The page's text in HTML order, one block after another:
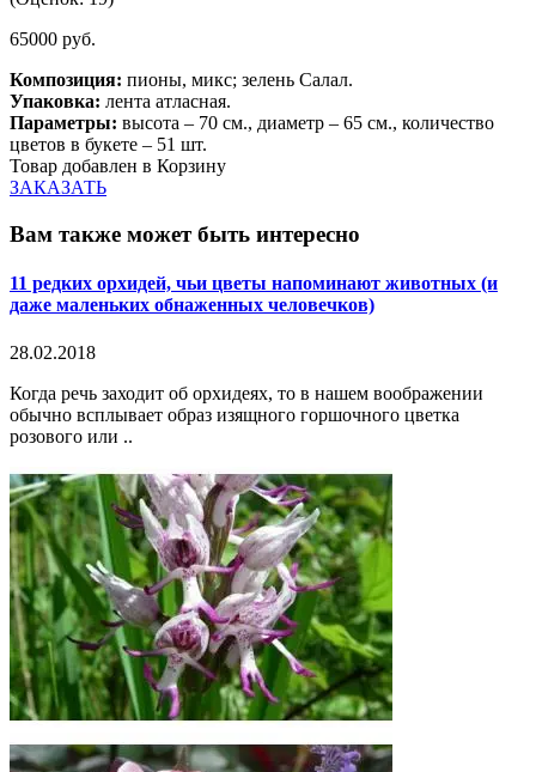
65000 руб.
Композиция: пионы, микс; зелень Салал.
Упаковка: лента атласная.
Параметры: высота – 70 см., диаметр – 65 см., количество
цветов в букете – 51 шт.
Товар добавлен в Корзину
ЗАКАЗАТЬ
Вам также может быть интересно
11 редких орхидей, чьи цветы напоминают животных (и
даже маленьких обнаженных человечков)
28.02.2018
Когда речь заходит об орхидеях, то в нашем воображении
обычно всплывает образ изящного горшочного цветка
розового или ..